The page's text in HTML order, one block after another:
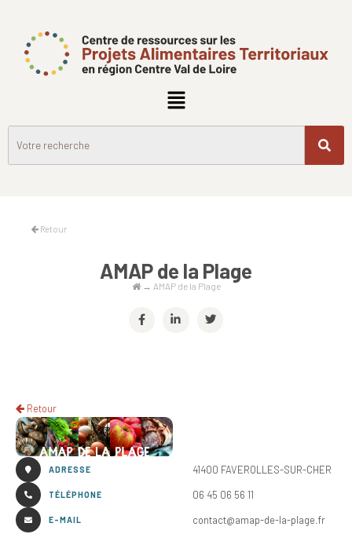
Retour
AMAP de la Plage
→ AMAP de la Plage
Retour
ADRESSE 41400 FAVEROLLES-SUR-CHER
TÉLÉPHONE 06 45 06 56 11
E-MAIL contact@amap-de-la-plage.fr